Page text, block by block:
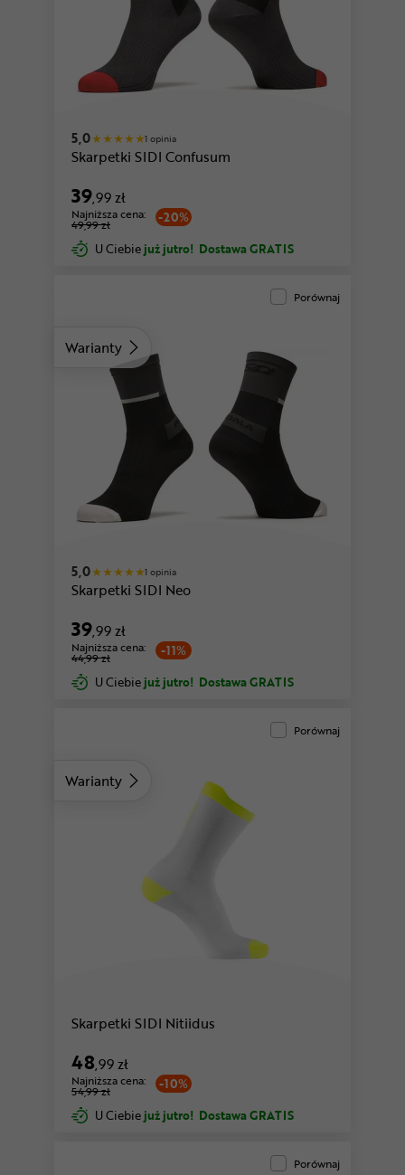
5,0 1 opinia
Skarpetki SIDI Confusum
39,99 zł
-20%
Najniższa cena:
49,99 zł
U Ciebie już jutro! Dostawa GRATIS
Warianty
Porównaj
5,0 1 opinia
Skarpetki SIDI Neo
39,99 zł
-11%
Najniższa cena:
44,99 zł
U Ciebie już jutro! Dostawa GRATIS
Warianty
Porównaj
Skarpetki SIDI Nitiidus
48,99 zł
-10%
Najniższa cena:
54,99 zł
U Ciebie już jutro! Dostawa GRATIS
Porównaj